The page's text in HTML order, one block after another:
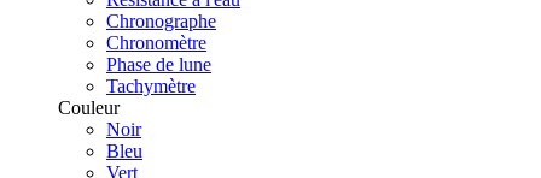
Chronographe
Chronomètre
Phase de lune
Tachymètre
Couleur
Noir
Bleu
Vert